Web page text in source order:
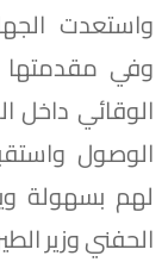
واستعدت
وفي مقدمتها
الوقائي داخل
الوصول
لهم بسهولة
الحفني وزير